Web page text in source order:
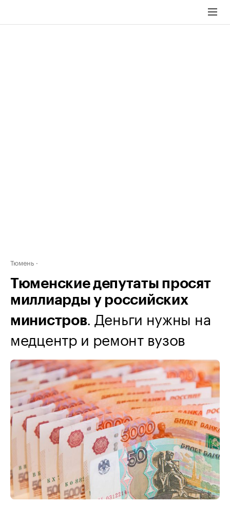
Тюмень
Тюменские депутаты просят
миллиарды у российских
министров. Деньги нужны на
медцентр и ремонт вузов